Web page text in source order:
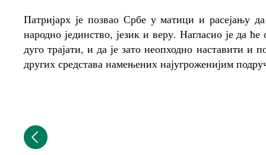
Патријарх је позвао Србе у матици и расејању
народно јединство, језик и веру. Нагласио је да
дуго трајати, и да је зато неопходно наставити и
других средстава намењених најугроженијим